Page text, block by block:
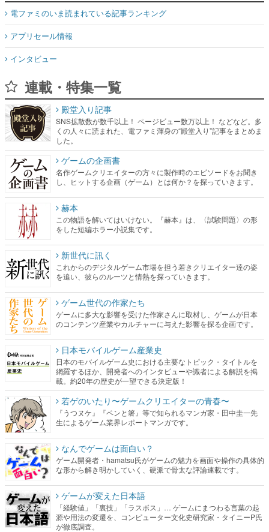
電ファミのいま読まれている記事ランキング
アプリセール情報
インタビュー
連載・特集一覧
殿堂入り記事
SNS拡散数が数千以上！ ページビュー数万以上！ などなど。多
くの人々に読まれた、電ファミ渾身の“殿堂入り”記事をまとめま
した。
ゲームの企画書
名作ゲームクリエイターの方々に製作時のエピソードをお聞き
し、ヒットする企画（ゲーム）とは何か？を探っていきます。
赫本
この物語を解いてはいけない。『赫本』は、〈試験問題〉の形
をした短編ホラー小説集です。
新世代に訊く
これからのデジタルゲーム市場を担う若きクリエイター達の姿
を追い、彼らのルーツと情熱を探っていきます。
ゲーム世代の作家たち
ゲームに多大な影響を受けた作家さんに取材し、ゲームが日本
のコンテンツ産業やカルチャーに与えた影響を探る企画です。
日本モバイルゲーム産業史
日本のモバイルゲーム史における主要なトピック・タイトルを
網羅するほか、開発者へのインタビューや識者による解説を掲
載。約20年の歴史が一望できる決定版！
若ゲのいたり〜ゲームクリエイターの青春〜
『うつヌケ』『ペンと箸』等で知られるマンガ家・田中圭一先
生によるゲーム業界レポートマンガです。
なんでゲームは面白い？
ゲーム開発者・hamatsu氏がゲームの魅力を画面や操作の具体的
な形から解き明かしていく、硬派で骨太な評論連載です。
ゲームが変えた日本語
「経験値」「裏技」「ラスボス」… ゲームにまつわる言葉の起
源や用法の変遷を、コンピューター文化史研究家・タイニーP氏
が徹底調査。